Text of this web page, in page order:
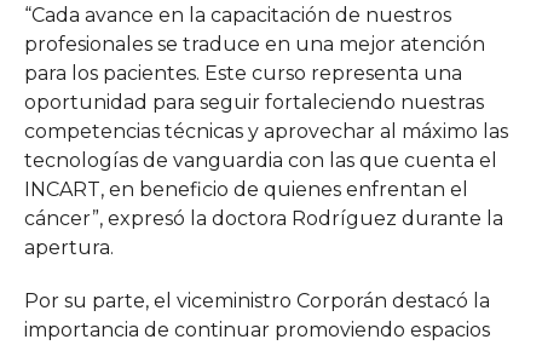
“Cada avance en la capacitación de nuestros
profesionales se traduce en una mejor atención
para los pacientes. Este curso representa una
oportunidad para seguir fortaleciendo nuestras
competencias técnicas y aprovechar al máximo las
tecnologías de vanguardia con las que cuenta el
INCART, en beneficio de quienes enfrentan el
cáncer”, expresó la doctora Rodríguez durante la
apertura.
Por su parte, el viceministro Corporán destacó la
importancia de continuar promoviendo espacios